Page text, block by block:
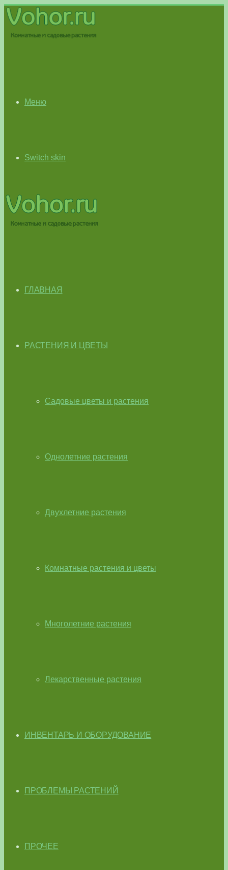
Меню
Switch skin
ГЛАВНАЯ
РАСТЕНИЯ И ЦВЕТЫ
Садовые цветы и растения
Однолетние растения
Двухлетние растения
Комнатные растения и цветы
Многолетние растения
Лекарственные растения
ИНВЕНТАРЬ И ОБОРУДОВАНИЕ
ПРОБЛЕМЫ РАСТЕНИЙ
ПРОЧЕЕ